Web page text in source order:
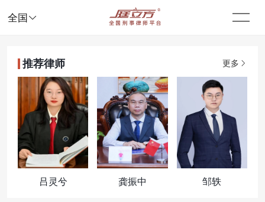
全国 
推荐律师 更多
吕灵兮 龚振中 邹轶